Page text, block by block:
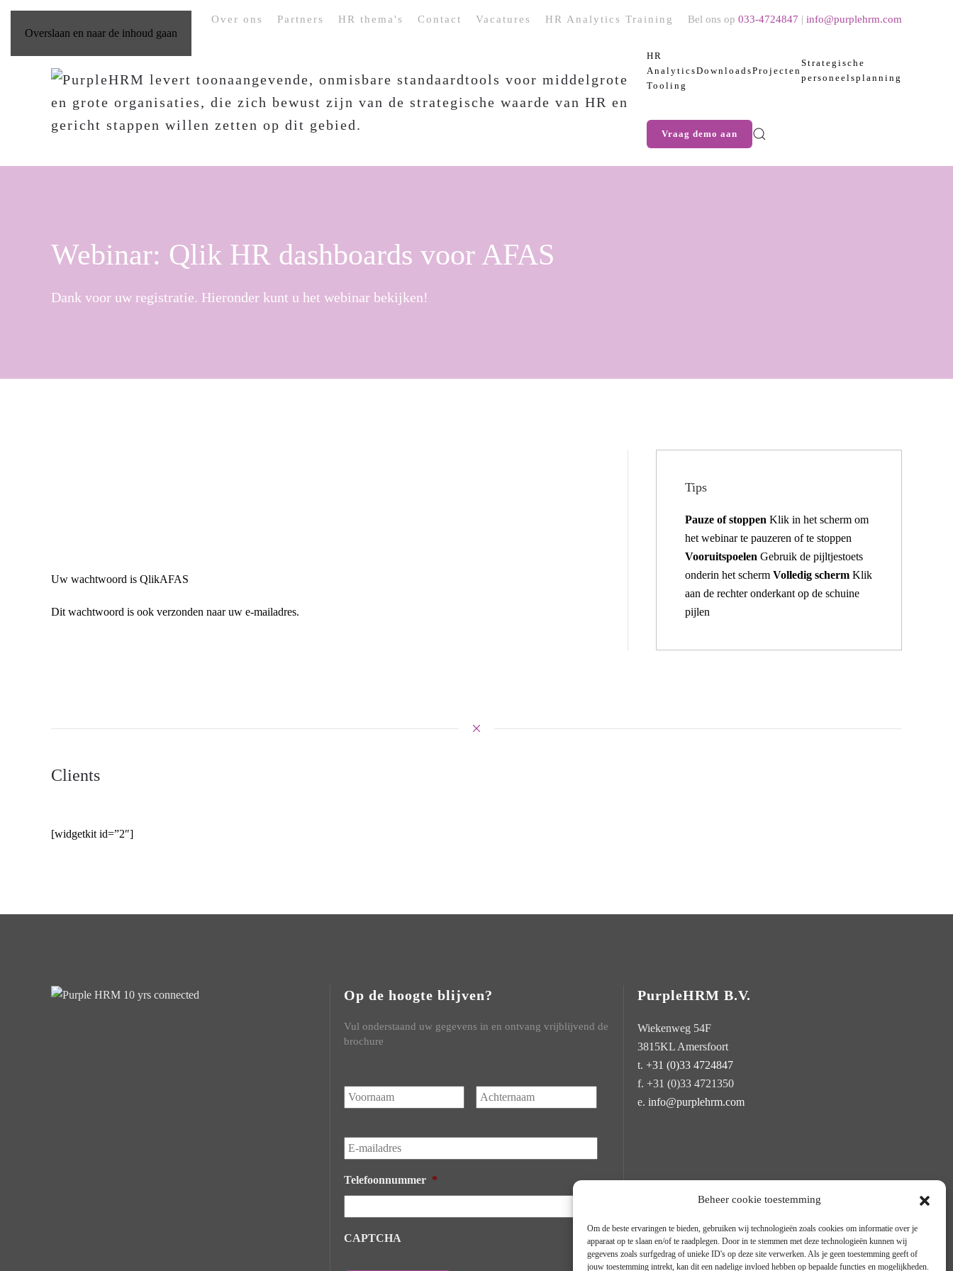
Beheer cookie toestemming
Om de beste ervaringen te bieden, gebruiken wij technologieën zoals cookies om informatie over je
apparaat op te slaan en/of te raadplegen. Door in te stemmen met deze technologieën kunnen wij
gegevens zoals surfgedrag of unieke ID's op deze site verwerken. Als je geen toestemming geeft of
jouw toestemming intrekt, kan dit een nadelige invloed hebben op bepaalde functies en mogelijkheden.
Overslaan en naar de inhoud gaan
Over ons Partners HR thema's Contact Vacatures HR Analytics Training Bel ons op 033-4724847 | info@purplehrm.com
HR
Analytics
Tooling
DownloadsProjecten
Strategische
personeelsplanning
Vraag demo aan
Webinar: Qlik HR dashboards voor AFAS
Dank voor uw registratie. Hieronder kunt u het webinar bekijken!
Uw wachtwoord is QlikAFAS
Dit wachtwoord is ook verzonden naar uw e-mailadres.
Tips
Pauze of stoppen Klik in het scherm om
het webinar te pauzeren of te stoppen
VooruitspoelenGebruik de pijltjestoets
onderin het schermVolledig scherm Klik
aan de rechter onderkant op de schuine
pijlen
Clients
[widgetkit id=”2″]
Op de hoogte blijven?
Vul onderstaand uw gegevens in en ontvang vrijblijvend de
brochure
Naam * Voornaam Achternaam
E-
mailadres *
Telefoonnummer *
CAPTCHA
PurpleHRM B.V.
Wiekenweg 54F
3815KL Amersfoort
t. +31 (0)33 4724847
f. +31 (0)33 4721350
e. info@purplehrm.com